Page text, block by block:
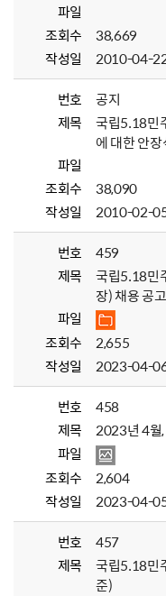
파일
조회수
38,669
작성일
2010-04-
번호
공지
제목
국립5.18민
에 대한 안
파일
조회수
38,090
작성일
2010-02-
번호
459
제목
국립5.18민
장) 채용 공고
파일
조회수
2,655
작성일
2023-04-
번호
458
제목
2023년 4월
파일
조회수
2,604
작성일
2023-04-
번호
457
제목
국립5.18민
준)